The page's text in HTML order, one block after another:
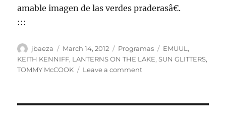
amable imagen de las verdes praderasâ€.
:::
Author
jbaeza
Posted
on
March 14, 2012 Categories
Programas Tags
EMUUL,
KEITH KENNIFF, LANTERNS ON THE LAKE,SUN GLITTERS,
TOMMY McCOOK
Leave a commenton